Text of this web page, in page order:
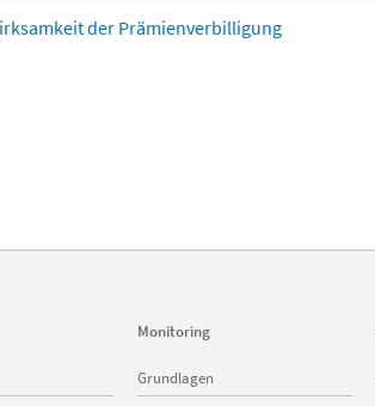
der Prämienverbilligung
Monitoring
Navigation
überspringen
Grundlagen